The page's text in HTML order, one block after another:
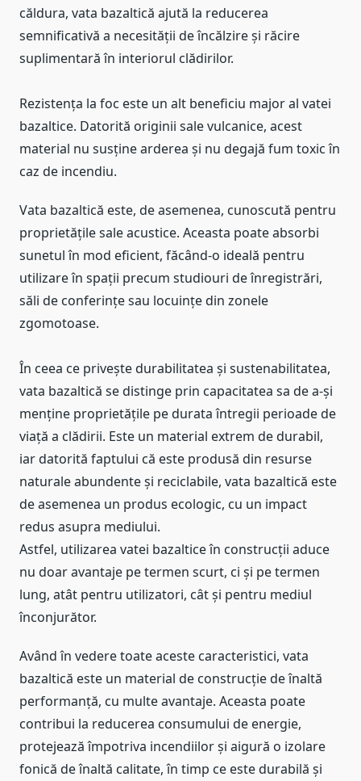
căldura, vata bazaltică ajută la reducerea
semnificativă a necesității de încălzire și răcire
suplimentară în interiorul clădirilor.
Rezistența la foc este un alt beneficiu major al vatei
bazaltice. Datorită originii sale vulcanice, acest
material nu susține arderea și nu degajă fum toxic în
caz de incendiu.
Vata bazaltică este, de asemenea, cunoscută pentru
proprietățile sale acustice. Aceasta poate absorbi
sunetul în mod eficient, făcând-o ideală pentru
utilizare în spații precum studiouri de înregistrări,
săli de conferințe sau locuințe din zonele
zgomotoase.
În ceea ce privește durabilitatea și sustenabilitatea,
vata bazaltică se distinge prin capacitatea sa de a-și
menține proprietățile pe durata întregii perioade de
viață a clădirii. Este un material extrem de durabil,
iar datorită faptului că este produsă din resurse
naturale abundente și reciclabile, vata bazaltică este
de asemenea un produs ecologic, cu un impact
redus asupra mediului.
Astfel, utilizarea vatei bazaltice în construcții aduce
nu doar avantaje pe termen scurt, ci și pe termen
lung, atât pentru utilizatori, cât și pentru mediul
înconjurător.
Având în vedere toate aceste caracteristici, vata
bazaltică este un material de construcție de înaltă
performanță, cu multe avantaje. Aceasta poate
contribui la reducerea consumului de energie,
protejează împotriva incendiilor și aigură o izolare
fonică de înaltă calitate, în timp ce este durabilă și